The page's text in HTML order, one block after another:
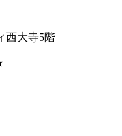
西大寺5階